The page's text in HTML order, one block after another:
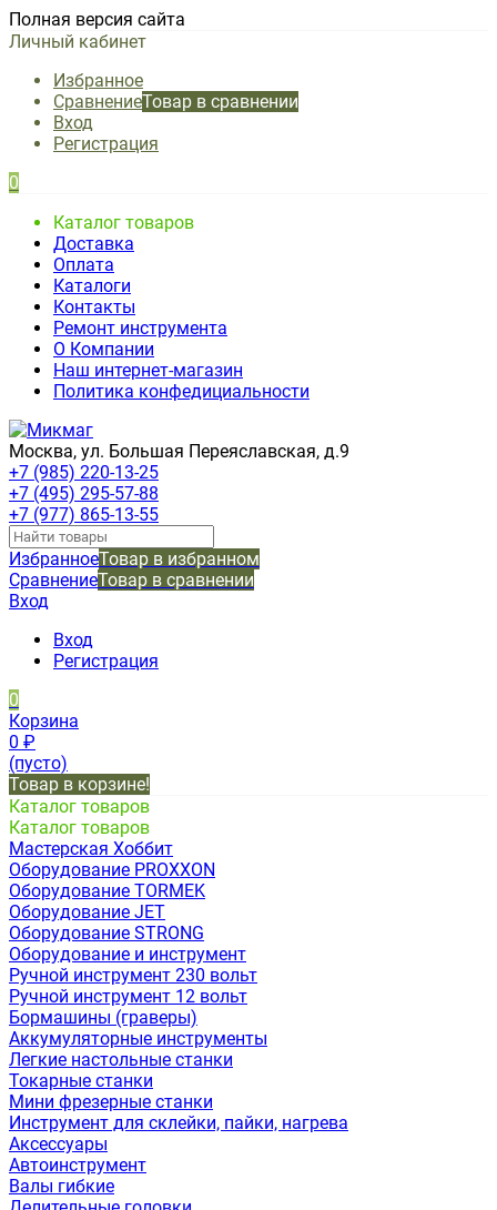
Полная версия сайта
Личный кабинет
Избранное
СравнениеТовар в сравнении
Вход
Регистрация
0
Каталог товаров
Доставка
Оплата
Каталоги
Контакты
Ремонт инструмента
О Компании
Наш интернет-магазин
Политика конфедициальности
Москва, ул. Большая Переяславская, д.9
+7 (985) 220-13-25
+7 (495) 295-57-88
+7 (977) 865-13-55
ИзбранноеТовар в избранном
СравнениеТовар в сравнении
Вход
Вход
Регистрация
0
Корзина
0 ₽
(пусто)
Товар в корзине!
Каталог товаров
Каталог товаров
Мастерская Хоббит
Оборудование PROXXON
Оборудование TORMEK
Оборудование JET
Оборудование STRONG
Оборудование и инструмент
Ручной инструмент 230 вольт
Ручной инструмент 12 вольт
Бормашины (граверы)
Аккумуляторные инструменты
Легкие настольные станки
Токарные станки
Мини фрезерные станки
Инструмент для склейки, пайки, нагрева
Аксессуары
Автоинструмент
Валы гибкие